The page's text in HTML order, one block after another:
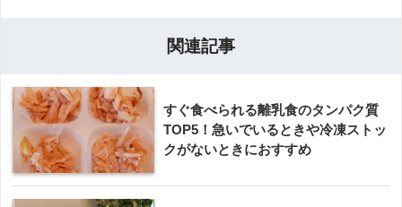
関連記事
すぐ食べられる離乳食のタンパク質
TOP5！急いでいるときや冷凍ストッ
クがないときにおすすめ